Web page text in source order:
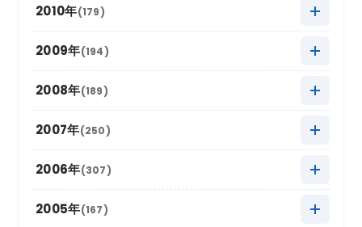
2019年2月 (6)
2018年3月
2018年2月 (10)
2017年5月 (15)
2017年4月
2017年3月
2017年2月 (4)
2016年6月 (7)
2016年5月 (16)
2016年4月
2016年3月
2016年2月 (6)
2015年7月 (14)
2015年6月 (9)
2015年5月 (17)
2015年4月
2015年3月
2015年2月 (7)
2014年7月 (8)
2014年6月 (8)
2014年5月 (12)
2014年4月
2014年3月
2013年9月 (17)
2013年7月 (19)
2013年6月 (12)
2013年5月 (16)
2013年4月
2012年10月
2012年9月 (18)
2012年7月 (17)
2012年6月 (17)
2012年5月 (16)
2011年12月 (14)
2011年11月
2011年10月
2011年9月 (17)
2011年7月 (21)
2011年6月 (9)
2010年(179)
2010年12月 (15)
2010年11月
2010年10月
2010年9月 (19)
2010年7月 (12)
2009年(194)
2009年12月 (15)
2009年11月
2009年10月
2009年9月 (22)
2008年(189)
2008年12月 (10)
2008年11月
2008年10月
2007年(250)
2007年12月 (17)
2007年11月
2006年(307)
2006年12月 (30)
2005年(167)